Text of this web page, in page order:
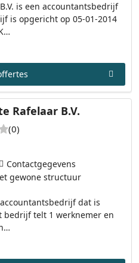
is een accountantsbedrijf
is opgericht op 05-01-2014
Rafelaar B.V.
(0)
dat is
bedrijf telt 1 werknemer en
Contactgegevens
gewone structuur